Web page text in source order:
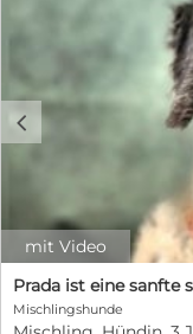
c
mit Video
Prada ist eine sanfte
Mischlingshunde